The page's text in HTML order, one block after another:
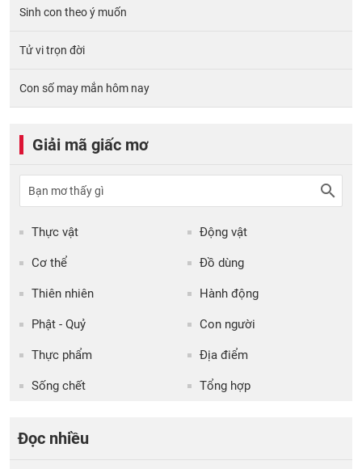
Sinh con theo ý muốn
Tử vi trọn đời
Con số may mắn hôm nay
Giải mã giấc mơ
Thực vật Động vật
Cơ thể Đồ dùng
Thiên nhiên Hành động
Phật - Quỷ Con người
Thực phẩm Địa điểm
Sống chết Tổng hợp
Đọc nhiều